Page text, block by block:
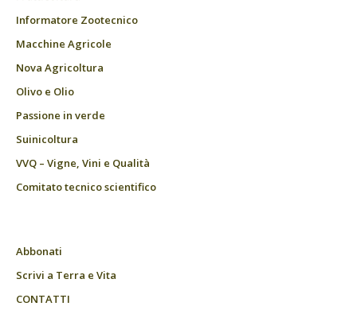
Informatore Zootecnico
Macchine Agricole
Nova Agricoltura
Olivo e Olio
Passione in verde
Suinicoltura
VVQ – Vigne, Vini e Qualità
Comitato tecnico scientifico
Abbonati
Scrivi a Terra e Vita
CONTATTI